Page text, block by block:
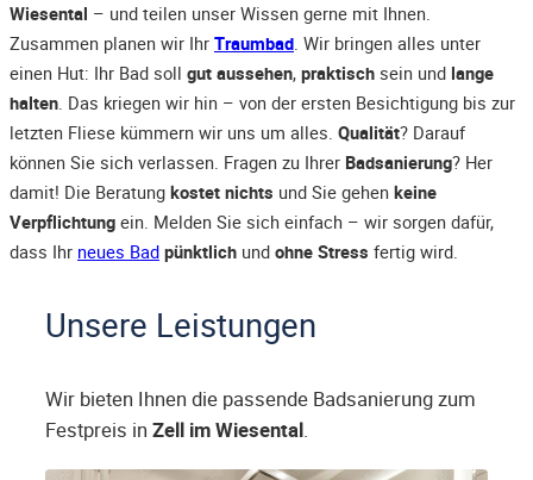
Wiesental – und teilen unser Wissen gerne mit Ihnen.
Zusammen planen wir Ihr Traumbad. Wir bringen alles unter
einen Hut: Ihr Bad soll gut aussehen, praktisch sein und lange
halten. Das kriegen wir hin – von der ersten Besichtigung bis zur
letzten Fliese kümmern wir uns um alles. Qualität? Darauf
können Sie sich verlassen. Fragen zu Ihrer Badsanierung? Her
damit! Die Beratung kostet nichts und Sie gehen keine
Verpflichtung ein. Melden Sie sich einfach – wir sorgen dafür,
dass Ihr neues Bad pünktlich und ohne Stress fertig wird.
Unsere Leistungen
Wir bieten Ihnen die passende Badsanierung zum
Festpreis in Zell im Wiesental.